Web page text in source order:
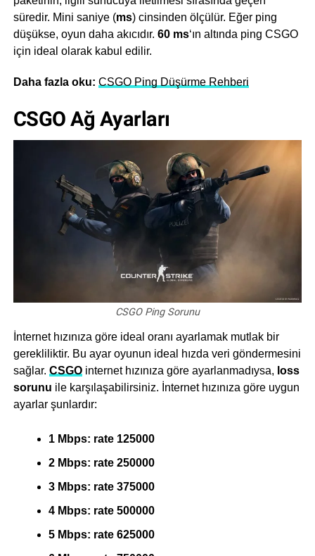
süredir. Mini saniye (ms) cinsinden ölçülür. Eğer ping
düşükse, oyun daha akıcıdır. 60 ms‘ın altında ping CSGO
için ideal olarak kabul edilir.
Daha fazla oku: CSGO Ping Düşürme Rehberi
CSGO Ağ Ayarları
CSGO Ping Sorunu
İnternet hızınıza göre ideal oranı ayarlamak mutlak bir
gerekliliktir. Bu ayar oyunun ideal hızda veri göndermesini
sağlar. CSGOinternet hızınıza göre ayarlanmadıysa, loss
sorunu ile karşılaşabilirsiniz. İnternet hızınıza göre uygun
ayarlar şunlardır:
1 Mbps: rate 125000
2 Mbps: rate 250000
3 Mbps: rate 375000
4 Mbps: rate 500000
5 Mbps: rate 625000